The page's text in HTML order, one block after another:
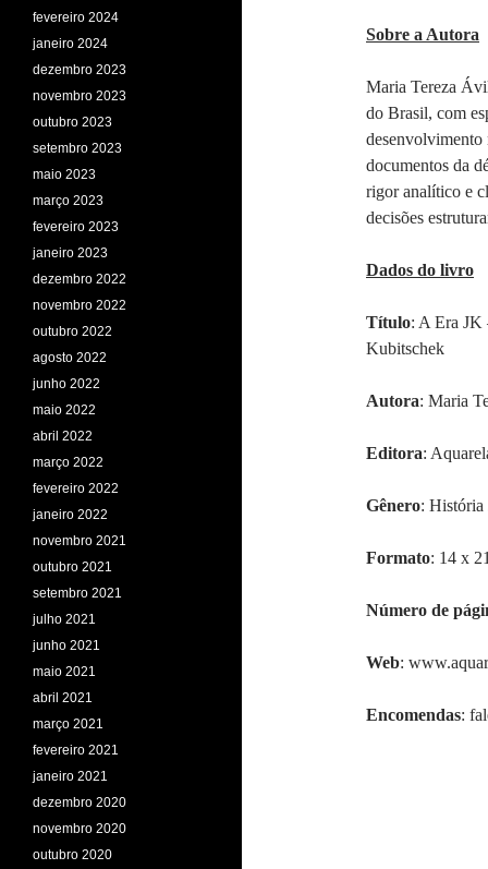
Sobre a Autora
Maria Tereza
do Brasil, com
desenvolvimento
documentos da
rigor analítico e
decisões
Dados do livro
Título: A Era JK
Kubitschek
Autora: Maria
Editora:
Gênero: História
Formato: 14 x
Número de
Web:
Encomendas:
fevereiro 2024
janeiro 2024
dezembro 2023
novembro 2023
outubro 2023
setembro 2023
maio 2023
março 2023
fevereiro 2023
janeiro 2023
dezembro 2022
novembro 2022
outubro 2022
agosto 2022
junho 2022
maio 2022
abril 2022
março 2022
fevereiro 2022
janeiro 2022
novembro 2021
outubro 2021
setembro 2021
julho 2021
junho 2021
maio 2021
abril 2021
março 2021
fevereiro 2021
janeiro 2021
dezembro 2020
novembro 2020
outubro 2020